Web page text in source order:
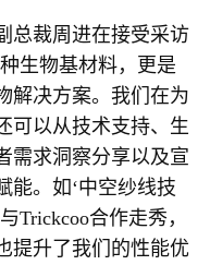
总裁周进在接受采访
生物基材料，更是
解决方案。我们在为
可以从技术支持、生
需求洞察分享以及宣
能。如‘中空纱线技
Trickcoo合作走秀，
提升了我们的性能优